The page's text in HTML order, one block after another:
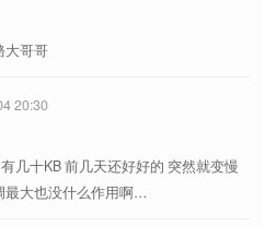
大哥哥
20:30
几十KB 前几天还好好的 突然就变慢
最大也没什么作用啊…